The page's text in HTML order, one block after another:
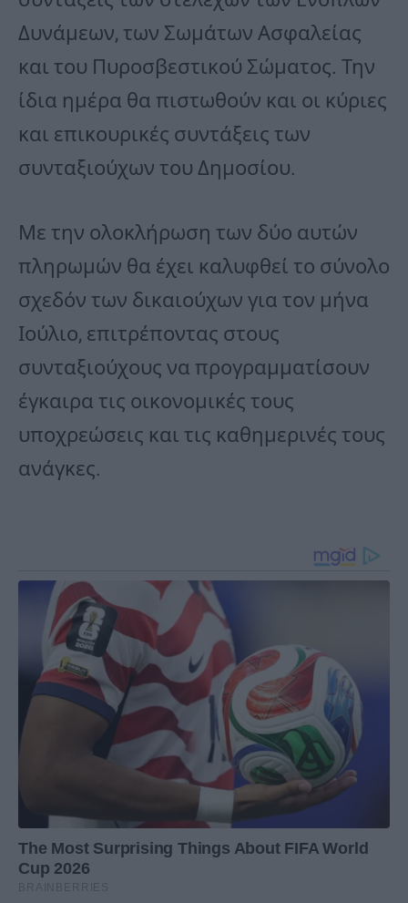
Δυνάμεων, των Σωμάτων Ασφαλείας
και του Πυροσβεστικού Σώματος. Την
ίδια ημέρα θα πιστωθούν και οι κύριες
και επικουρικές συντάξεις των
συνταξιούχων του Δημοσίου.
Με την ολοκλήρωση των δύο αυτών
πληρωμών θα έχει καλυφθεί το σύνολο
σχεδόν των δικαιούχων για τον μήνα
Ιούλιο, επιτρέποντας στους
συνταξιούχους να προγραμματίσουν
έγκαιρα τις οικονομικές τους
υποχρεώσεις και τις καθημερινές τους
ανάγκες.